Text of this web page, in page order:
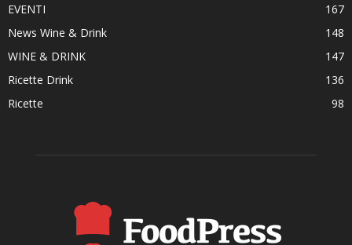
EVENTI
167
News Wine & Drink
148
WINE & DRINK
147
Ricette Drink
136
Ricette
98